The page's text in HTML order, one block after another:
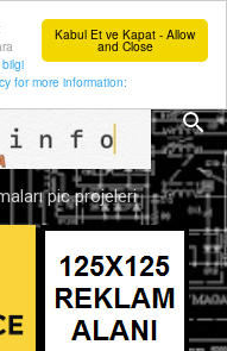
Kabul Et ve Kapat - Allow
and Close
for more information:
pic projeleri